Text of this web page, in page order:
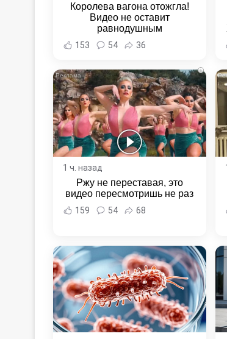
Королева вагона отожгла!
Видео не оставит
равнодушным
153 54 36
i
1 ч. назад
Ржу не переставая, это
видео пересмотришь не раз
159 54 68